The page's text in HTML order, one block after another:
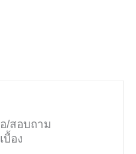
/สอบถาม
บื้อง